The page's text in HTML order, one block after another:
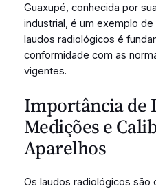
Guaxupé, conhecida por
industrial, é um exemplo
laudos radiológicos é
conformidade com as
vigentes.
Importância de
Medições e
Aparelhos
Os laudos radiológicos